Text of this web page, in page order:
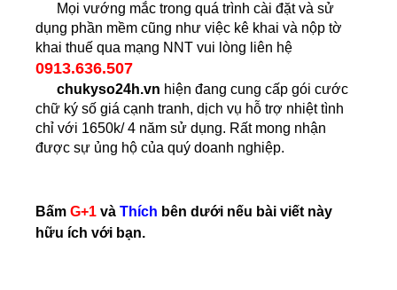
Mọi vướng mắc trong quá trình cài đặt và sử
dụng phần mềm cũng như việc kê khai và nộp tờ
khai thuế qua mạng NNT vui lòng liên hệ
0913.636.507
chukyso24h.vn hiện đang cung cấp gói cước
chữ ký số giá cạnh tranh, dịch vụ hỗ trợ nhiệt tình
chỉ với 1650k/ 4 năm sử dụng. Rất mong nhận
được sự ủng hộ của quý doanh nghiệp.
Bấm G+1 và Thích bên dưới nếu bài viết này
hữu ích với bạn.